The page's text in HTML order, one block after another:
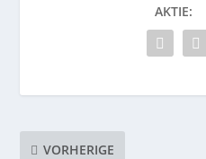
AKTIE:
VORHERIGE